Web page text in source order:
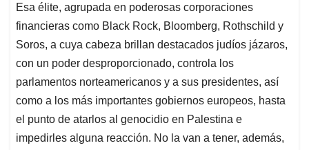
Esa élite, agrupada en poderosas corporaciones
financieras como Black Rock, Bloomberg, Rothschild y
Soros, a cuya cabeza brillan destacados judíos jázaros,
con un poder desproporcionado, controla los
parlamentos norteamericanos y a sus presidentes, así
como a los más importantes gobiernos europeos, hasta
el punto de atarlos al genocidio en Palestina e
impedirles alguna reacción. No la van a tener, además,